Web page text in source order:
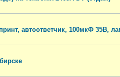
автоответчик, 100мкФ 35В,